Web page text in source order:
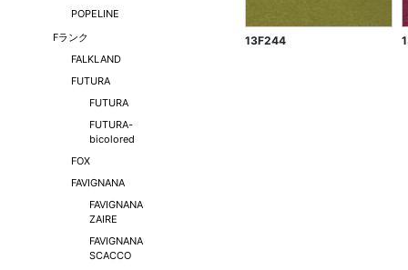
13F244
POPELINE
Fランク
FALKLAND
FUTURA
FUTURA
FUTURA-
bicolored
FOX
FAVIGNANA
FAVIGNANA
ZAIRE
FAVIGNANA
SCACCO